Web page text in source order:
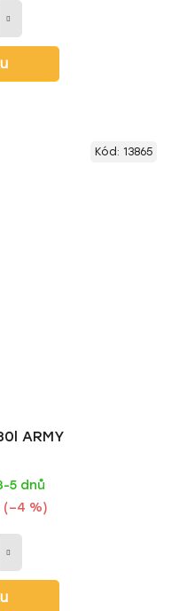
ARMY
5 dnů
(–4 %)
Kód: 13865